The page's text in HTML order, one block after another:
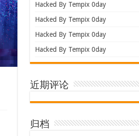
Hacked By Tempix 0day
Hacked By Tempix 0day
Hacked By Tempix 0day
Hacked By Tempix 0day
近期评论
归档